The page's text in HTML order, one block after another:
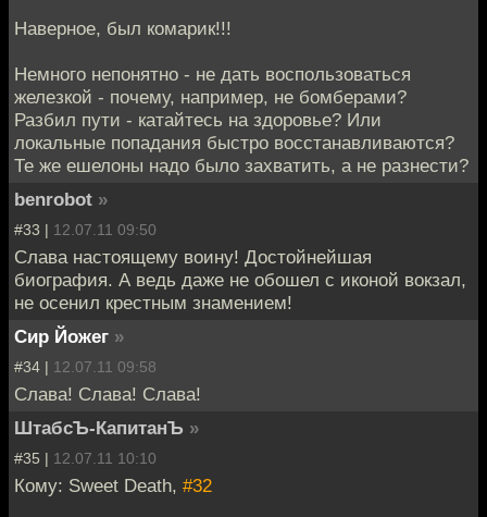
Наверное, был комарик!!!
Немного непонятно - не дать воспользоваться
железкой - почему, например, не бомберами?
Разбил пути - катайтесь на здоровье? Или
локальные попадания быстро восстанавливаются?
Те же ешелоны надо было захватить, а не разнести?
benrobot »
#33 | 12.07.11 09:50
Слава настоящему воину! Достойнейшая
биография. А ведь даже не обошел с иконой вокзал,
не осенил крестным знамением!
Сир Йожег »
#34 | 12.07.11 09:58
Слава! Слава! Слава!
ШтабсЪ-КапитанЪ »
#35 | 12.07.11 10:10
Кому: Sweet Death, #32